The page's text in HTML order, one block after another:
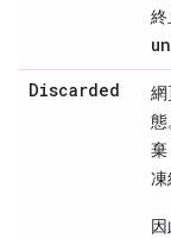
終
Discarded 網
態
棄
凍